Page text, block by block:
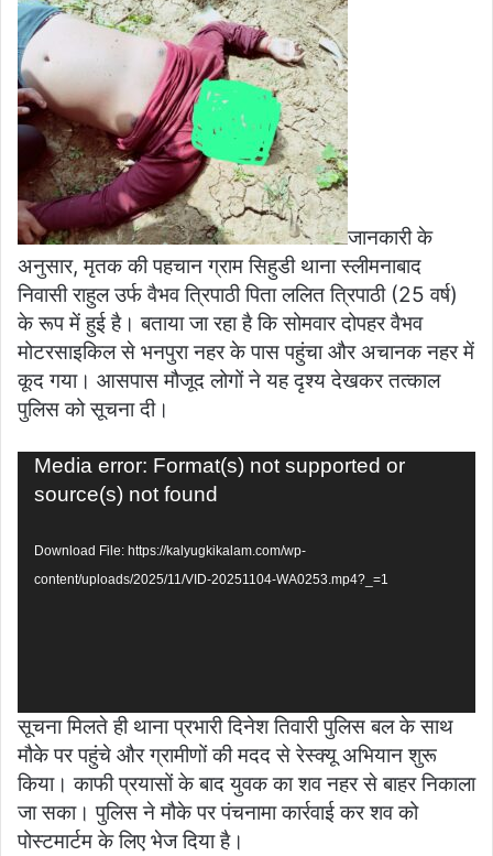
जानकारी के
अनुसार, मृतक की पहचान ग्राम सिहुडी थाना स्लीमनाबाद
निवासी राहुल उर्फ वैभव त्रिपाठी पिता ललित त्रिपाठी (25 वर्ष)
के रूप में हुई है। बताया जा रहा है कि सोमवार दोपहर वैभव
मोटरसाइकिल से भनपुरा नहर के पास पहुंचा और अचानक नहर में
कूद गया। आसपास मौजूद लोगों ने यह दृश्य देखकर तत्काल
पुलिस को सूचना दी।
Video
Player
Media error: Format(s) not supported or
source(s) not found
Download File: https://kalyugkikalam.com/wp-
content/uploads/2025/11/VID-20251104-WA0253.mp4?_=1
सूचना मिलते ही थाना प्रभारी दिनेश तिवारी पुलिस बल के साथ
मौके पर पहुंचे और ग्रामीणों की मदद से रेस्क्यू अभियान शुरू
किया। काफी प्रयासों के बाद युवक का शव नहर से बाहर निकाला
जा सका। पुलिस ने मौके पर पंचनामा कार्रवाई कर शव को
पोस्टमार्टम के लिए भेज दिया है।